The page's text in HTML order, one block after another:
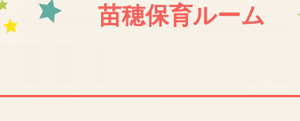
苗穂保育ルーム